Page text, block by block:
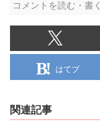
コメントを読む・書く
はてブ
関連記事